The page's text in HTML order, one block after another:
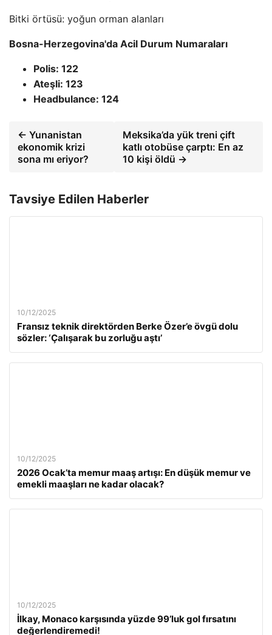
Bitki örtüsü: yoğun orman alanları
Bosna-Herzegovina'da Acil Durum Numaraları
Polis: 122
Ateşli: 123
Headbulance: 124
← Yunanistan
ekonomik krizi
sona mı eriyor?
Meksika’da yük treni çift
katlı otobüse çarptı: En az
10 kişi öldü →
Tavsiye Edilen Haberler
10/12/2025
Fransız teknik direktörden Berke Özer’e övgü dolu
sözler: ‘Çalışarak bu zorluğu aştı’
10/12/2025
2026 Ocak’ta memur maaş artışı: En düşük memur ve
emekli maaşları ne kadar olacak?
10/12/2025
İlkay, Monaco karşısında yüzde 99’luk gol fırsatını
değerlendiremedi!